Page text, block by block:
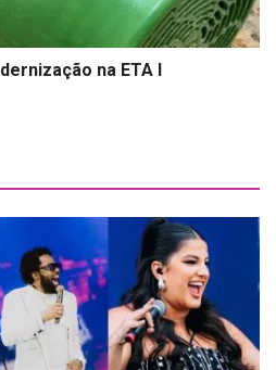
na ETA I